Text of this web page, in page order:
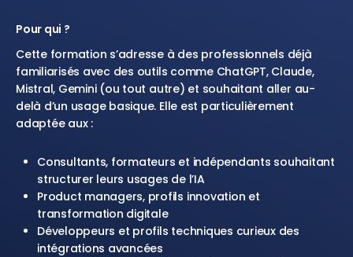
Pour qui ?
Cette formation s’adresse à des professionnels déjà
familiarisés avec des outils comme ChatGPT, Claude,
Mistral, Gemini (ou tout autre) et souhaitant aller au-
delà d’un usage basique. Elle est particulièrement
adaptée aux :
Consultants, formateurs et indépendants souhaitant
structurer leurs usages de l’IA
Product managers, profils innovation et
transformation digitale
Développeurs et profils techniques curieux des
intégrations avancées